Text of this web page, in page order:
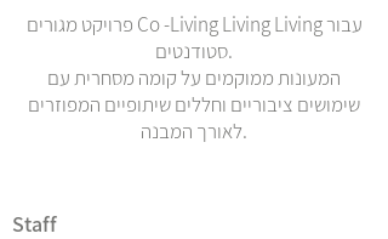
פרויקט מגורים Co -Living Living Living עבור
סטודנטים.
המעונות ממוקמים על קומה מסחרית עם
שימושים ציבוריים וחללים שיתופיים המפוזרים
לאורך המבנה.
Staff